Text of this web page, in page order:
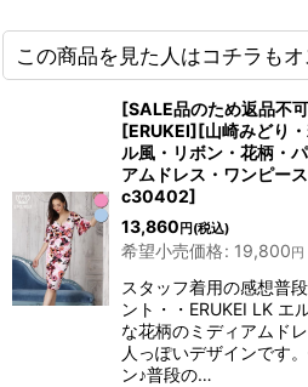
この商品を見た人はコチラも
[SALE品のため返品不
[ERUKEI][山崎みどり
ル風・リボン・花柄・
アムドレス・ワンピー
c30402]
13,860 円 (税込)
希望小売価格: 19,800 円
スタッフ着用の感想普
ント・・ERUKEI LK エ
な花柄のミディアムド
人っぽいデザインです
ン♪普段の…